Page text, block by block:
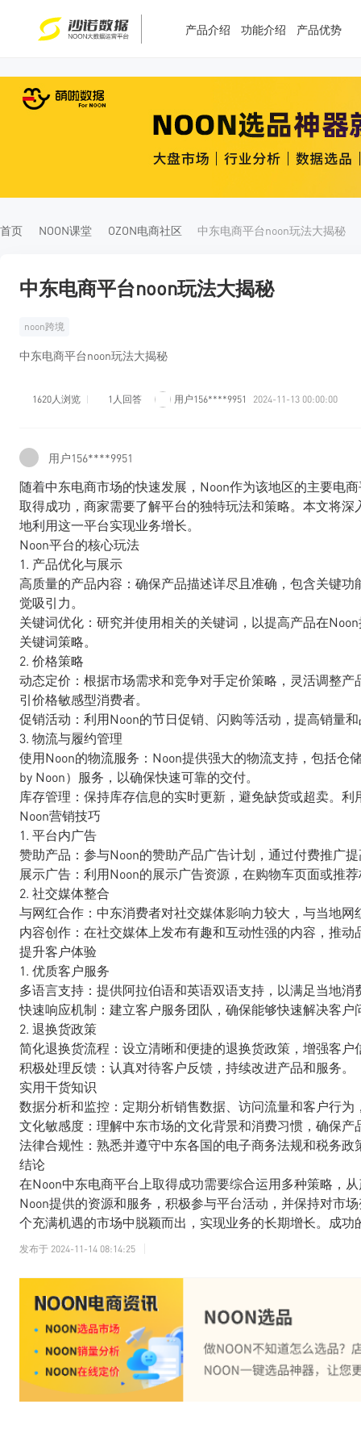
产品介绍 功能介绍 产品优势
首页 NOON课堂 OZON电商社区 中东电商平台noon玩法大揭秘
中东电商平台noon玩法大揭秘
noon跨境
中东电商平台noon玩法大揭秘
1620人浏览 1人回答 用户156****9951 2024-11-13 00:00:00
用户156****9951
随着中东电商市场的快速发展，Noon作为该地区的主要电
取得成功，商家需要了解平台的独特玩法和策略。本文将
地利用这一平台实现业务增长。
Noon平台的核心玩法
1. 产品优化与展示
高质量的产品内容：确保产品描述详尽且准确，包含关键
觉吸引力。
关键词优化：研究并使用相关的关键词，以提高产品在
关键词策略。
2. 价格策略
动态定价：根据市场需求和竞争对手定价策略，灵活调整
引价格敏感型消费者。
促销活动：利用Noon的节日促销、闪购等活动，提高销量
3. 物流与履约管理
使用Noon的物流服务：Noon提供强大的物流支持，包括
by Noon）服务，以确保快速可靠的交付。
库存管理：保持库存信息的实时更新，避免缺货或超卖。
Noon营销技巧
1. 平台内广告
赞助产品：参与Noon的赞助产品广告计划，通过付费推广
展示广告：利用Noon的展示广告资源，在购物车页面或推
2. 社交媒体整合
与网红合作：中东消费者对社交媒体影响力较大，与当地
内容创作：在社交媒体上发布有趣和互动性强的内容，推
提升客户体验
1. 优质客户服务
多语言支持：提供阿拉伯语和英语双语支持，以满足当地消
快速响应机制：建立客户服务团队，确保能够快速解决客户
2. 退换货政策
简化退换货流程：设立清晰和便捷的退换货政策，增强客户
积极处理反馈：认真对待客户反馈，持续改进产品和服务。
实用干货知识
数据分析和监控：定期分析销售数据、访问流量和客户行
文化敏感度：理解中东市场的文化背景和消费习惯，确保
法律合规性：熟悉并遵守中东各国的电子商务法规和税务政
结论
在Noon中东电商平台上取得成功需要综合运用多种策略，
Noon提供的资源和服务，积极参与平台活动，并保持对市
个充满机遇的市场中脱颖而出，实现业务的长期增长。成
发布于 2024-11-14 08:14:25